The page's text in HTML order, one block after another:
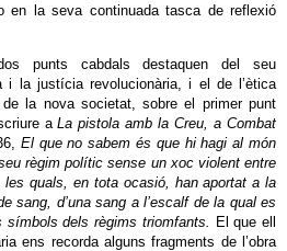
en la seva continuada tasca de reflexió
punts cabdals destaquen del seu
i la justícia revolucionària, i el de l’ètica
la nova societat, sobre el primer punt
aLa pistola amb la Creu, a Combat
El que no sabem és que hi hagi al món
règim polític sense un xoc violent entre
les quals, en tota ocasió, han aportat a la
sang, d’una sang a l’escalf de la qual es
dels règims triomfants. El que ell
ens recorda alguns fragments de l’obra